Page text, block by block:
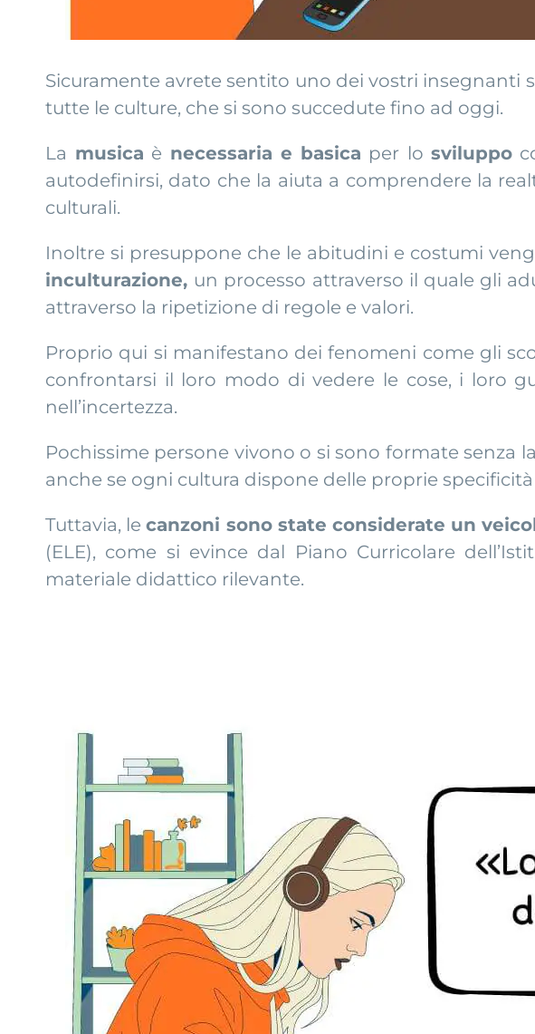
Sicuramente avrete sentito uno dei vostri
tutte le culture, che si sono succedute fino ad oggi.
La musica è necessaria e basica per lo sviluppo
autodefinirsi, dato che la aiuta a comprendere la
culturali.
Inoltre si presuppone che le abitudini e costumi
inculturazione, un processo attraverso il quale gli
attraverso la ripetizione di regole e valori.
Proprio qui si manifestano dei fenomeni come gli
confrontarsi il loro modo di vedere le cose, i loro
nell’incertezza.
Pochissime persone vivono o si sono formate senza
anche se ogni cultura dispone delle proprie
Tuttavia, lecanzoni sono state considerate un
(ELE), come si evince dal Piano Curricolare
materiale didattico rilevante.